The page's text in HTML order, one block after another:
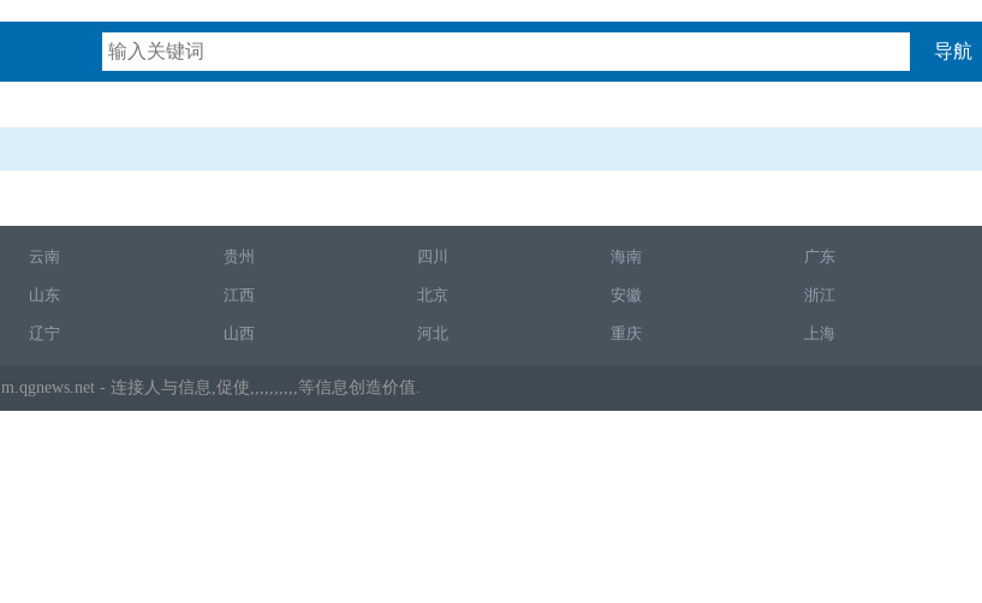
导航
云南 贵州 四川 海南 广东
山东 江西 北京 安徽 浙江
辽宁 山西 河北 重庆 上海
m.qgnews.net - 连接人与信息,促使,,,,,,,,,,等信息创造价值.